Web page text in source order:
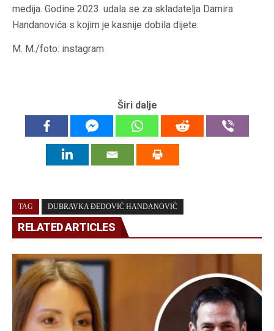
medija. Godine 2023. udala se za skladatelja Damira
Handanovića s kojim je kasnije dobila dijete.
M. M./foto: instagram
Širi dalje
TAG DUBRAVKA ĐEDOVIĆ HANDANOVIĆ
RELATED ARTICLES